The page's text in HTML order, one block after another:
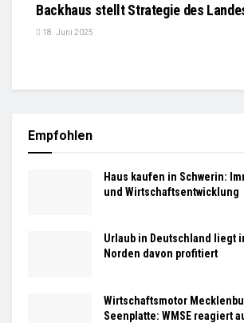
Backhaus stellt Strategie des
18. Juni 2025
Empfohlen
Haus kaufen in Schwerin:
und Wirtschaftsentwicklung
Urlaub in Deutschland liegt
Norden davon profitiert
Wirtschaftsmotor
Seenplatte: WMSE reagiert